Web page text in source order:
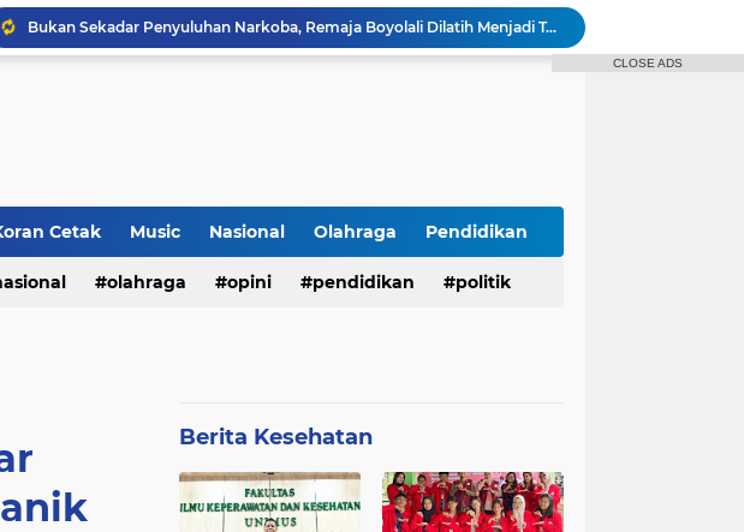
Mahasiswa Keperawatan UNIMUS Semarang Luncurkan SLEEP-7, Model Keperawatan Digital Hibrida Berbasis Riset untuk Tingkatkan Kualitas Tidur Pasien Hipertensi
Pekarangan Sempit Jadi Lumbung Pangan, Dosen UNJAYA Dorong Perempuan Bangun Ketahanan Pangan Keluarga Lewat Vertikultur
Kultum Ramadhan : Agar Tidak Masuk Neraka Sebelum Mati
Pembukaan KKN Kolaboratif Tahun 2026 di Desa Bantaragung: Wujud Sinergi Perguruan Tinggi dalam Pemberdayaan Masyarakat
Cetak Music Nasional Olahraga Pendidikan
olahraga opini pendidikan politik
Berita Kesehatan
CLOSE ADS